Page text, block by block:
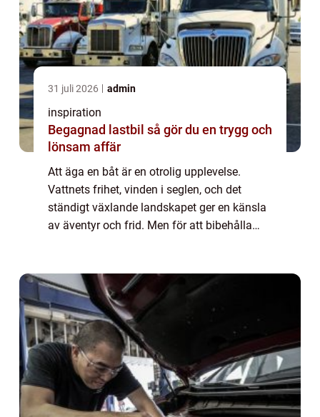
31 juli 2026 admin
inspiration
Begagnad lastbil så gör du en trygg och
lönsam affär
Att äga en båt är en otrolig upplevelse.
Vattnets frihet, vinden i seglen, och det
ständigt växlande landskapet ger en känsla
av äventyr och frid. Men för att bibehålla